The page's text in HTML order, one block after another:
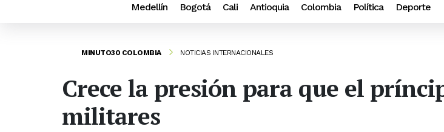
Medellín Bogotá Cali Antioquia Colombia Política Deporte
MINUTO30 COLOMBIA NOTICIAS INTERNACIONALES
Crece la presión para que el
militares